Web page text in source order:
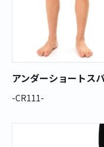
アンダーショートス
-CR111-